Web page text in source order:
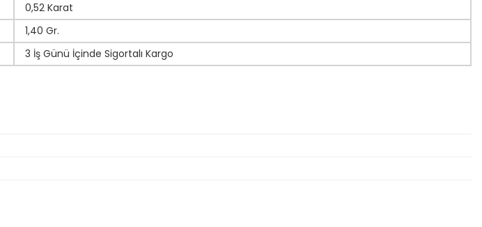
0,52 Karat
1,40 Gr.
3 İş Günü İçinde Sigortalı Kargo